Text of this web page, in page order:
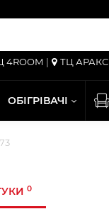
4ROOM | ТЦ АРАКС
ОБІГРІВАЧІ
0